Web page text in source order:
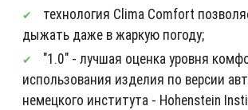
технология Clima Comfort
дыжать даже в жаркую погоду;
"1.0" - лучшая оценка уровня
использования изделия по версии
немецкого института - Hohenstein